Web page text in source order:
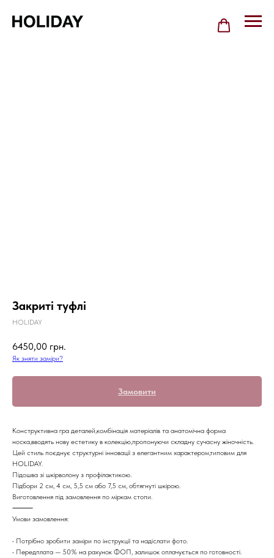
Закриті туфлі
HOLIDAY
6450,00 грн.
Як зняти заміри?
Замовити
Конструктивна гра деталей,комбінація матеріалів та анатомічна форма
носка,вводять нову естетику в колекцію,пропонуючи складну сучасну жіночність.
Цей стиль поєднує структурні інновації з елегантним характером,типовим для
HOLIDAY.
Підошва зі шкірволону з профілактикою.
Підбори 2 см, 4 см, 5,5 см або 7,5 см, обтягнуті шкірою.
Виготовлення під замовлення по міркам стопи.
⸻
Умови замовлення:
• Потрібно зробити заміри по інструкції та надіслати фото.
• Передплата — 50% на рахунок ФОП, залишок оплачується по готовності.